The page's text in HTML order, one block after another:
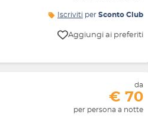
Iscriviti per Sconto Club
Aggiungi ai preferiti
da
€ 70
per persona a notte